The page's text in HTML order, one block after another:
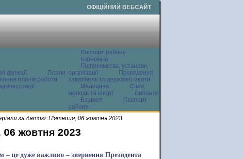
ОФІЦІЙНИЙ ВЕБСАЙТ
функції
Плани
планів роботи
Паспорт району
Економіка
Підприємства, установи,
організації
Проведення
закупівель за державні кошти
Медицина
Сім'я,
молодь та спорт
Виплати
Бюджет
Паспорт
району
за датою: П'ятниця, 06 жовтня 2023
жовтня 2023
це дуже важливо – звернення Президента